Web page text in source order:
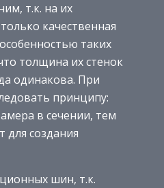
т.к. на их
качественная
таких
толщина их стенок
одинакова. При
принципу:
в сечении, тем
для создания
шин, т.к.